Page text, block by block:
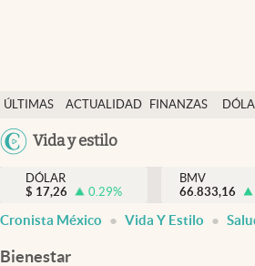
ÚLTIMAS
NOTICIAS
ACTUALIDAD
FINANZAS
Vida y estilo
Actualidad
Finanzas y economía
Dólar y mercados
DÓLAR
$ 17,26 0.29%
BMV
66.833,16
Cronista México Vida Y Estilo
Bienestar